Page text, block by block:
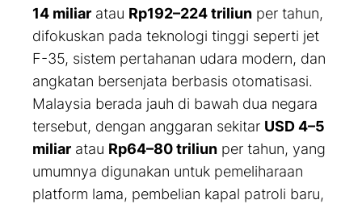
14 miliar atau Rp192–224 triliun per tahun,
difokuskan pada teknologi tinggi seperti jet
F-35, sistem pertahanan udara modern, dan
angkatan bersenjata berbasis otomatisasi.
Malaysia berada jauh di bawah dua negara
tersebut, dengan anggaran sekitar USD 4–5
miliar atau Rp64–80 triliun per tahun, yang
umumnya digunakan untuk pemeliharaan
platform lama, pembelian kapal patroli baru,